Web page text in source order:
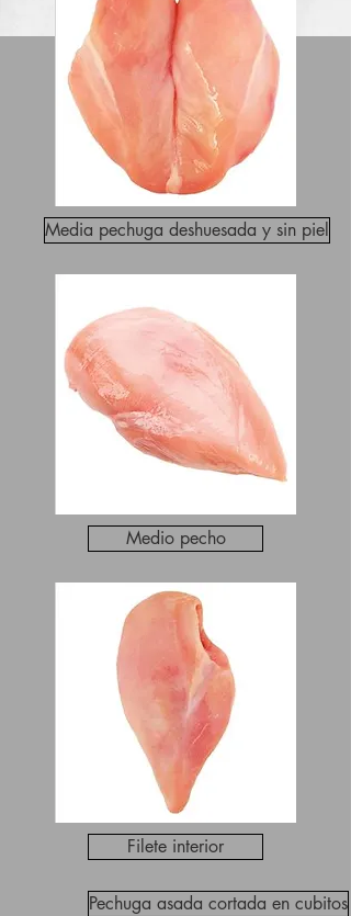
Media pechuga deshuesada y sin piel
Medio pecho
Filete interior
Pechuga asada cortada en cubitos